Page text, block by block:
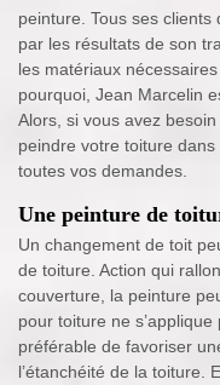
peinture. Tous ses
par les résultats de son
les matériaux
pourquoi, Jean Marcelin
Alors, si vous avez
peindre votre toiture
toutes vos demandes.
Une peinture de
Un changement de toit
de toiture. Action qui
couverture, la peinture
pour toiture ne
préférable de favoriser
l’étanchéité de la toiture.